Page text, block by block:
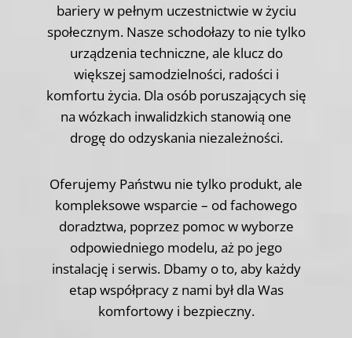
bariery w pełnym uczestnictwie w życiu
społecznym. Nasze schodołazy to nie tylko
urządzenia techniczne, ale klucz do
większej samodzielności, radości i
komfortu życia. Dla osób poruszających się
na wózkach inwalidzkich stanowią one
drogę do odzyskania niezależności.
Oferujemy Państwu nie tylko produkt, ale
kompleksowe wsparcie – od fachowego
doradztwa, poprzez pomoc w wyborze
odpowiedniego modelu, aż po jego
instalację i serwis. Dbamy o to, aby każdy
etap współpracy z nami był dla Was
komfortowy i bezpieczny.